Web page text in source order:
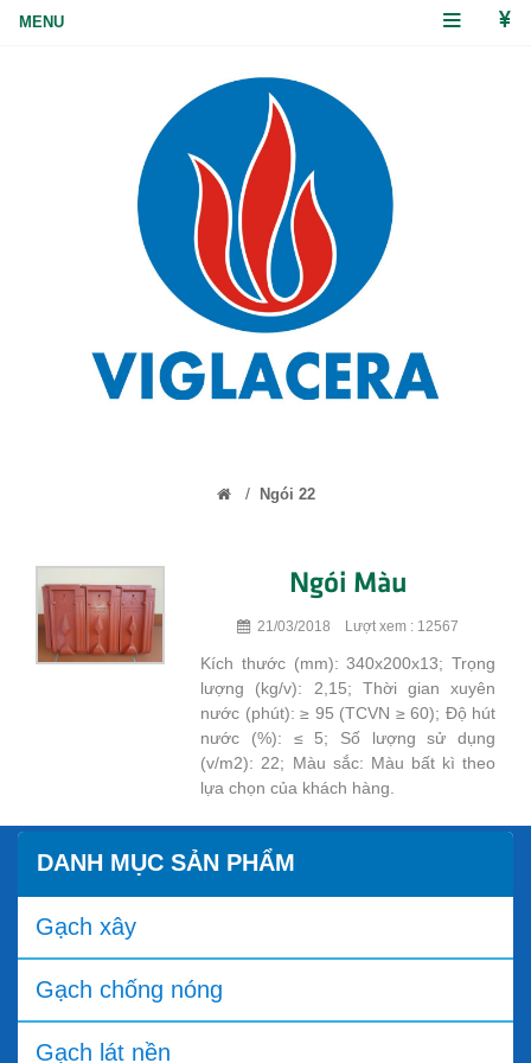
/ Ngói 22
Ngói Màu
21/03/2018 Lượt xem : 12567
Kích thước (mm): 340x200x13; Trọng
lượng (kg/v): 2,15; Thời gian xuyên
nước (phút): ≥ 95 (TCVN ≥ 60); Độ hút
nước (%): ≤ 5; Số lượng sử dụng
(v/m2): 22; Màu sắc: Màu bất kì theo
lựa chọn của khách hàng.
DANH MỤC SẢN PHẨM
Gạch xây
Gạch chống nóng
Gạch lát nền